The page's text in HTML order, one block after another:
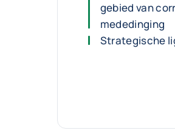
gebied van
mededinging
Strategische